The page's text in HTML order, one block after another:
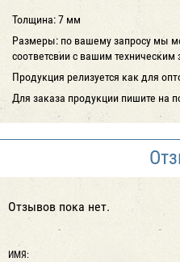
Толщина: 7 мм
Размеры: по вашему запросу мы
соответсвии с вашим
Продукция релизуется как для
Для заказа продукции пишите на
Отзывов пока нет.
ИМЯ: